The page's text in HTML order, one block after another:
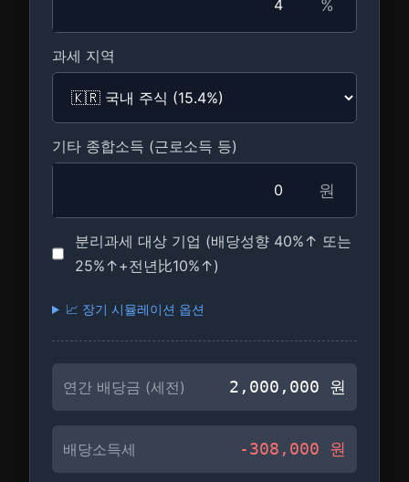
%
과세 지역
기타 종합소득 (근로소득 등)
원
분리과세 대상 기업 (배당성향 40%↑ 또는
25%↑+전년比10%↑)
📈 장기 시뮬레이션 옵션
연간 배당금 (세전) 2,000,000 원
배당소득세 -308,000 원